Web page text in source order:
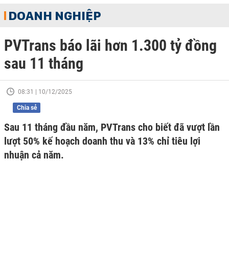
DOANH NGHIỆP
PVTrans báo lãi hơn 1.300 tỷ đồng
sau 11 tháng
08:31 | 10/12/2025
Chia sẻ
Sau 11 tháng đầu năm, PVTrans cho biết đã vượt lần
lượt 50% kế hoạch doanh thu và 13% chỉ tiêu lợi
nhuận cả năm.